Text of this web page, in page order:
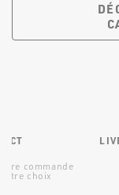
EN MAGASIN
à domicile